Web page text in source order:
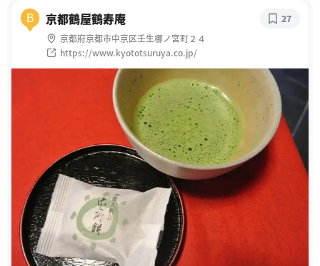
B 京都鶴屋鶴寿庵
京都府京都市中京区壬生梛ノ宮町２４
https://www.kyototsuruya.co.jp/
27